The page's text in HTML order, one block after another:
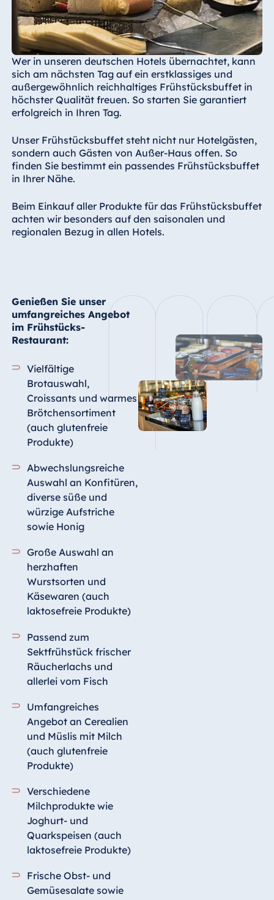
Wer in unseren deutschen Hotels übernachtet, kann
sich am nächsten Tag auf ein erstklassiges und
außergewöhnlich reichhaltiges Frühstücksbuffet in
höchster Qualität freuen. So starten Sie garantiert
erfolgreich in Ihren Tag.
Unser Frühstücksbuffet steht nicht nur Hotelgästen,
sondern auch Gästen von Außer-Haus offen. So
finden Sie bestimmt ein passendes Frühstücksbuffet
in Ihrer Nähe.
Beim Einkauf aller Produkte für das Frühstücksbuffet
achten wir besonders auf den saisonalen und
regionalen Bezug in allen Hotels.
Genießen Sie unser
umfangreiches Angebot
im Frühstücks-
Restaurant:
Vielfältige
Brotauswahl,
Croissants und warmes
Brötchensortiment
(auch glutenfreie
Produkte)
Abwechslungsreiche
Auswahl an Konfitüren,
diverse süße und
würzige Aufstriche
sowie Honig
Große Auswahl an
herzhaften
Wurstsorten und
Käsewaren (auch
laktosefreie Produkte)
Passend zum
Sektfrühstück frischer
Räucherlachs und
allerlei vom Fisch
Umfangreiches
Angebot an Cerealien
und Müslis mit Milch
(auch glutenfreie
Produkte)
Verschiedene
Milchprodukte wie
Joghurt- und
Quarkspeisen (auch
laktosefreie Produkte)
Frische Obst- und
Gemüsesalate sowie